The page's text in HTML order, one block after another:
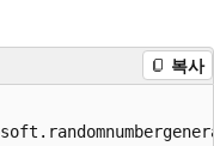
복사